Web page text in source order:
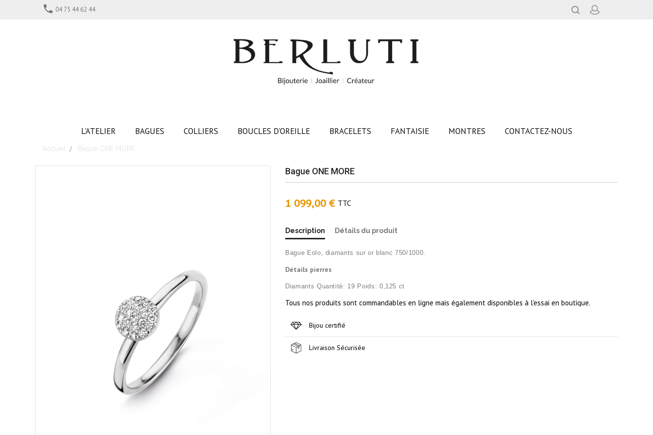
 04 75 44 62 44
L'ATELIER BAGUES COLLIERS BOUCLES D'OREILLE BRACELETS FANTAISIE MONTRES CONTACTEZ-NOUS
Accueil Bague ONE MORE
Bague ONE MORE
1 099,00 € TTC
Description Détails du produit
Bague Eolo, diamants sur or blanc 750/1000.
Détails pierres
Diamants Quantité: 19 Poids: 0,125 ct
Tous nos produits sont commandables en ligne mais également disponibles à l'essai en boutique.
Bijou certifié
Livraison Sécurisée